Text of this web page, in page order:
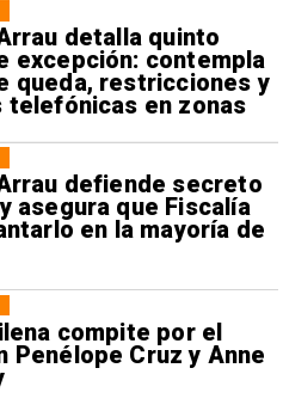
detalla quinto
excepción: contempla
queda, restricciones y
telefónicas en zonas
defiende secreto
asegura que Fiscalía
en la mayoría de
compite por el
Penélope Cruz y Anne